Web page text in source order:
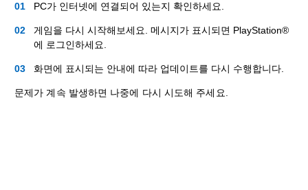
PC가 인터넷에 연결되어 있는지 확인하세요.
게임을 다시 시작해보세요. 메시지가 표시되면 PlayStation®
에 로그인하세요.
화면에 표시되는 안내에 따라 업데이트를 다시 수행합니다.
문제가 계속 발생하면 나중에 다시 시도해 주세요.